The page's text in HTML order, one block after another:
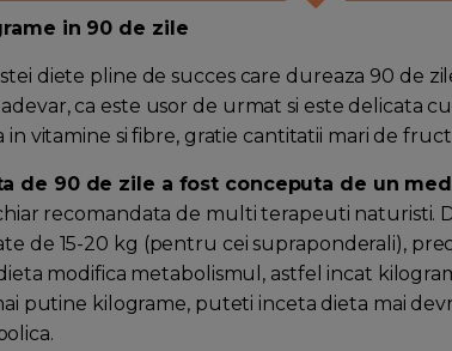
in 90 de zile
diete pline de succes care dureaza 90 de
ca este usor de urmat si este delicata
in vitamine si fibre, gratie cantitatii mari de
de 90 de zile a fost conceputa de un
recomandata de multi terapeuti naturisti.
de 15-20 kg (pentru cei supraponderali),
modifica metabolismul, astfel incat
putine kilograme, puteti inceta dieta mai